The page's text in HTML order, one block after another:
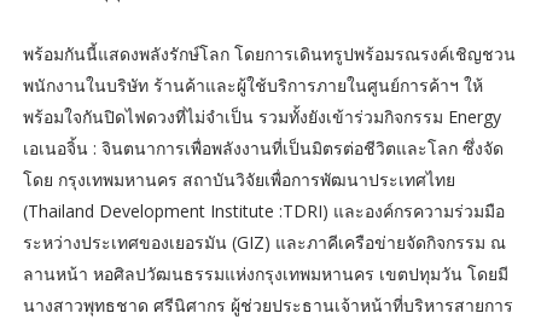
พร้อมกันนี้แสดงพลังรักษ์โลก โดยการเดินทรูปพร้อมรณรงค์เชิญชวน
พนักงานในบริษัท ร้านค้าและผู้ใช้บริการภายในศูนย์การค้าฯ ให้
พร้อมใจกันปิดไฟดวงที่ไม่จำเป็น รวมทั้งยังเข้าร่วมกิจกรรม Energy
เอเนอจิ้น : จินตนาการเพื่อพลังงานที่เป็นมิตรต่อชีวิตและโลก ซึ่งจัด
โดย กรุงเทพมหานคร สถาบันวิจัยเพื่อการพัฒนาประเทศไทย
(Thailand Development Institute :TDRI) และองค์กรความร่วมมือ
ระหว่างประเทศของเยอรมัน (GIZ) และภาคีเครือข่ายจัดกิจกรรม ณ
ลานหน้า หอศิลปวัฒนธรรมแห่งกรุงเทพมหานคร เขตปทุมวัน โดยมี
นางสาวพุทธชาด ศรีนิศากร ผู้ช่วยประธานเจ้าหน้าที่บริหารสายการ